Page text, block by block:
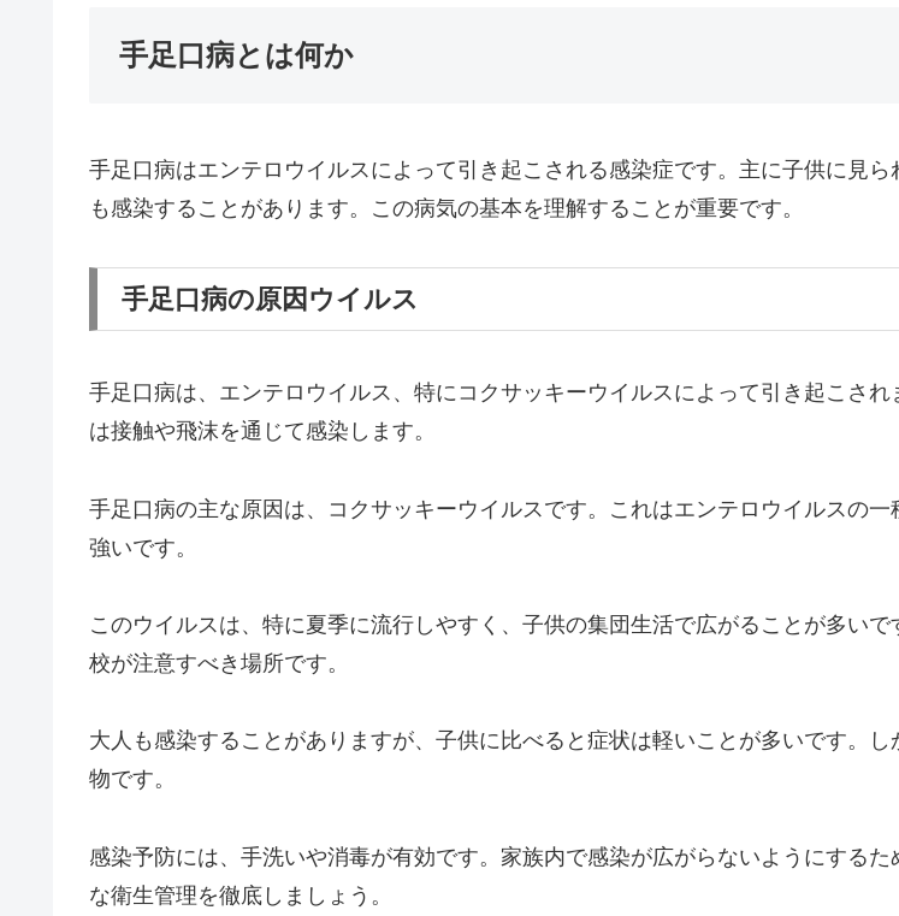
手足口病とは何か
手足口病はエンテロウイルスによって引き起こされる感染症です。主に子供に見ら
も感染することがあります。この病気の基本を理解することが重要です。
手足口病の原因ウイルス
手足口病は、エンテロウイルス、特にコクサッキーウイルスによって引き起こされ
は接触や飛沫を通じて感染します。
手足口病の主な原因は、コクサッキーウイルスです。これはエンテロウイルスの一
強いです。
このウイルスは、特に夏季に流行しやすく、子供の集団生活で広がることが多いで
校が注意すべき場所です。
大人も感染することがありますが、子供に比べると症状は軽いことが多いです。し
物です。
感染予防には、手洗いや消毒が有効です。家族内で感染が広がらないようにするた
な衛生管理を徹底しましょう。